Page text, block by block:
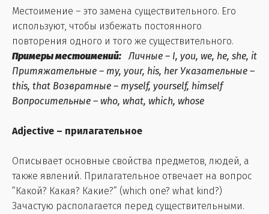
Местоимение – это замена существительного. Его
используют, чтобы избежать постоянного
повторения одного и того же существительного.
Примеры местоимений:
Личные – I, you, we, he, she, it
Притяжательные – my, your, his, her Указательные –
this, that Возвратные – myself, yourself, himself
Вопросительные – who, what, which, whose
Adjective – прилагательное
Описывает основные свойства предметов, людей, а
также явлений. Прилагательное отвечает на вопрос
“Какой? Какая? Какие?” (which one? what kind?)
Зачастую располагается перед существительными.